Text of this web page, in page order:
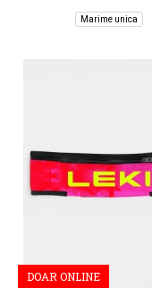
Marime unica
DOAR ONLINE